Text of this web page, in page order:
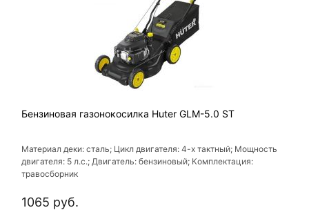
Бензиновая газонокосилка Huter GLM-5.0 ST
Материал деки: сталь; Цикл двигателя: 4-х тактный; Мощность
двигателя: 5 л.с.; Двигатель: бензиновый; Комплектация:
травосборник
1065 руб.